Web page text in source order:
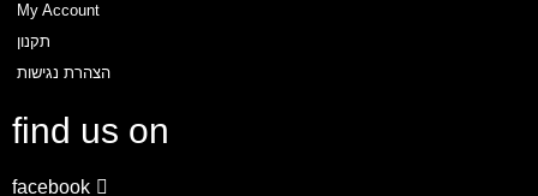
My Account
תקנון
הצהרת נגישות
find us on
facebook
Contact Us